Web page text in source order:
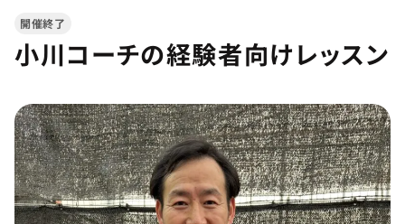
開催終了
小川コーチの経験者向けレッスン